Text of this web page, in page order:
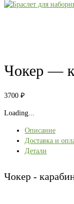
Чокер —
3700 ₽
Loading...
Описание
Доставка и
Детали
Чокер -